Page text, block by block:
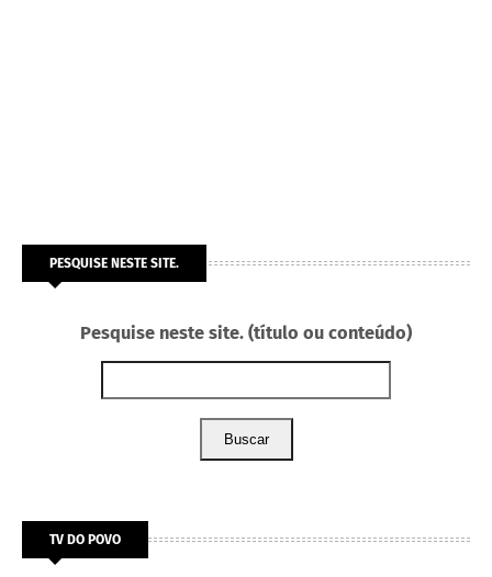
PESQUISE NESTE SITE.
Pesquise neste site. (título ou conteúdo)
Buscar
TV DO POVO